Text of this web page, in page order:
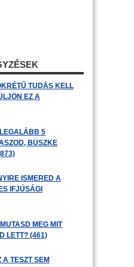
TUDÁS KELL
EZ A
5
BÜSZKE
ISMERED A
IFJÚSÁGI
MEG MIT
LETT? (461)
A TESZT SEM